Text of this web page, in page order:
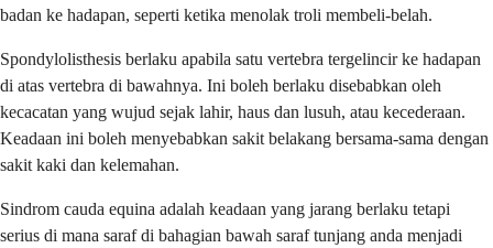
badan ke hadapan, seperti ketika menolak troli membeli-belah.
Spondylolisthesis berlaku apabila satu vertebra tergelincir ke hadapan
di atas vertebra di bawahnya. Ini boleh berlaku disebabkan oleh
kecacatan yang wujud sejak lahir, haus dan lusuh, atau kecederaan.
Keadaan ini boleh menyebabkan sakit belakang bersama-sama dengan
sakit kaki dan kelemahan.
Sindrom cauda equina adalah keadaan yang jarang berlaku tetapi
serius di mana saraf di bahagian bawah saraf tunjang anda menjadi